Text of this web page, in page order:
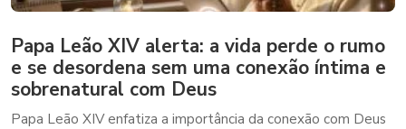
Papa Leão XIV alerta: a vida perde o rumo
e se desordena sem uma conexão íntima e
sobrenatural com Deus
Papa Leão XIV enfatiza a importância da conexão com Deus